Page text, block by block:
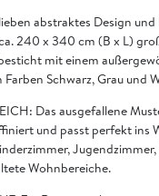
abstraktes Design
240 x 340 cm (B x L)
mit einem
Schwarz, Grau und
Das ausgefallene
und passt perfekt ins
Wohnbereiche.